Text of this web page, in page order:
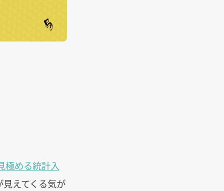
極める統計入
えてくる気が